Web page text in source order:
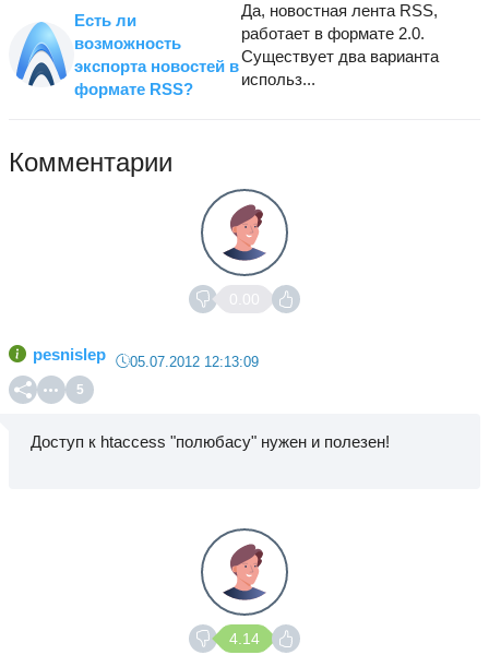
Есть ли
возможность
экспорта новостей в
формате RSS?
Да, новостная лента RSS,
работает в формате 2.0.
Существует два варианта
использ...
Комментарии
0.00
pesnislep 05.07.2012 12:13:09
5
Доступ к htaccess "полюбасу" нужен и полезен!
4.14